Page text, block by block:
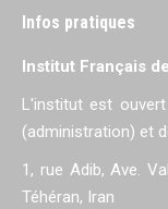
Infos pratiques
Institut Français
L'institut est
(administration) et
1, rue Adib, Ave.
Téhéran, Iran